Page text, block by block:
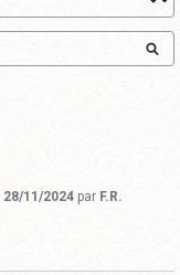
28/11/2024 par F.R.